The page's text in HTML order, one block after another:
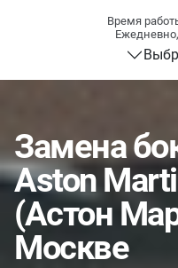
Время
Замена
Aston
(Астон
Москве